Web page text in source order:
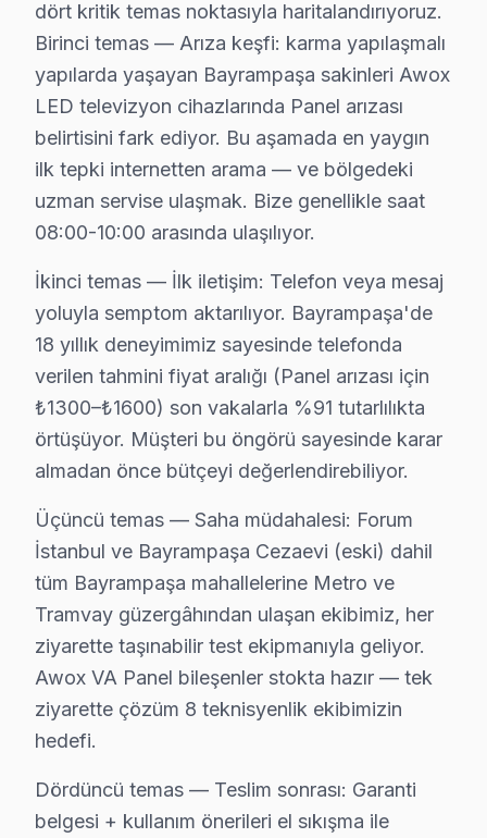
Bayrampaşa'de Awox akıllı TV sorunu yaşayan bir
Forum İstanbul bölgesinden başvuranların tipik
Servis sürecinin başından sonuna kadar
Bayrampaşa Awox TV Servisi – Sık Sorulan
S: Bayrampaşa'de televizyon paneli tamiri sonrası ne
C: Bayrampaşa servisimizde yapılan işçilik için 6 ay,
S: Bayrampaşa'de anakart tamiri ne zaman gerekli
C: TV açılmıyor, ana açılıp kapanıyor, ses var
S: Bayrampaşa'de panel değişimi maliyeti neden
C: Panel, televizyon'nin en pahalı bileşenidir. Awox
S: Bayrampaşa'de yazılım sorunları ne tür
C: Smart televizyon ünitesi'lerde (Android panel,
S: Bayrampaşa'de paneli kimin yenilemeli — başka
C: Bayrampaşa'de panel değişimini yapan tüm
S: Bayrampaşa'de tamir süresi içinde akıllı TV'yi
C: Evet. Bayrampaşa'de karmaşık tamirler 2-3 gün
S: Bayrampaşa'de bu TV TV'lerde en sık
C: servisimizde bu cihaz Play Store erişim sorunu
S: Bayrampaşa'de bu TV 4K modeli modelinde hangi
C: Bayrampaşa'de Awox 4K modeli modelinde Play
C: Bayrampaşa servisimize başvurmadan önce
dört kritik temas noktasıyla haritalandırıyoruz.
Birinci temas — Arıza keşfi: karma yapılaşmalı
yapılarda yaşayan Bayrampaşa sakinleri Awox
LED televizyon cihazlarında Panel arızası
belirtisini fark ediyor. Bu aşamada en yaygın
ilk tepki internetten arama — ve bölgedeki
uzman servise ulaşmak. Bize genellikle saat
08:00-10:00 arasında ulaşılıyor.
İkinci temas — İlk iletişim: Telefon veya mesaj
yoluyla semptom aktarılıyor. Bayrampaşa'de
18 yıllık deneyimimiz sayesinde telefonda
verilen tahmini fiyat aralığı (Panel arızası için
₺1300–₺1600) son vakalarla %91 tutarlılıkta
örtüşüyor. Müşteri bu öngörü sayesinde karar
almadan önce bütçeyi değerlendirebiliyor.
Üçüncü temas — Saha müdahalesi: Forum
İstanbul ve Bayrampaşa Cezaevi (eski) dahil
tüm Bayrampaşa mahallelerine Metro ve
Tramvay güzergâhından ulaşan ekibimiz, her
ziyarette taşınabilir test ekipmanıyla geliyor.
Awox VA Panel bileşenler stokta hazır — tek
ziyarette çözüm 8 teknisyenlik ekibimizin
hedefi.
Dördüncü temas — Teslim sonrası: Garanti
belgesi + kullanım önerileri el sıkışma ile